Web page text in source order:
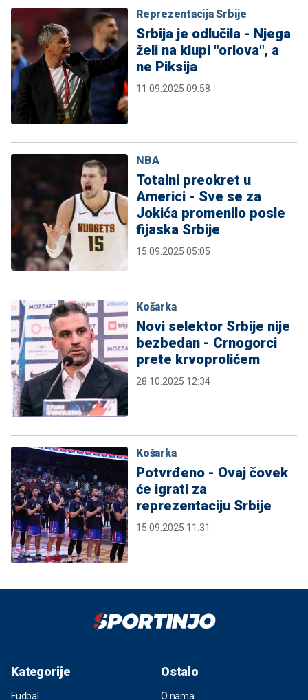
Reprezentacija Srbije
Srbija je odlučila - Njega
želi na klupi "orlova", a
ne Piksija
11.09.2025 09:58
NBA
Totalni preokret u
Americi - Sve se za
Jokića promenilo posle
fijaska Srbije
15.09.2025 05:05
Košarka
Novi selektor Srbije nije
bezbedan - Crnogorci
prete krvoprolićem
28.10.2025 12:34
Košarka
Potvrđeno - Ovaj čovek
će igrati za
reprezentaciju Srbije
15.09.2025 11:31
Kategorije
Fudbal
Ostalo
O nama